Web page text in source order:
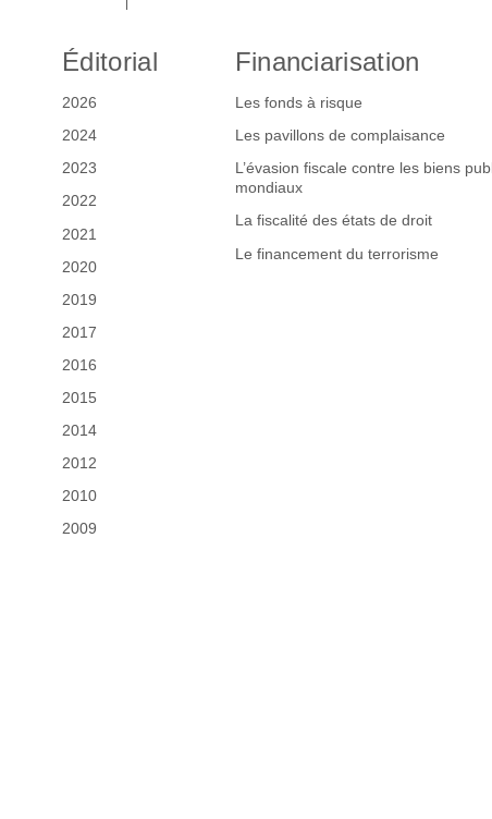
Éditorial
2026
2024
2023
2022
2021
2020
2019
2017
2016
2015
2014
2012
2010
2009
Financiarisation
Les fonds à risque
Les pavillons de complaisance
L’évasion fiscale contre les biens
mondiaux
La fiscalité des états de droit
Le financement du terrorisme